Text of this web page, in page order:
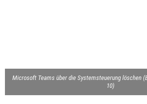
Microsoft Teams über die Systemsteuerung löschen
10)